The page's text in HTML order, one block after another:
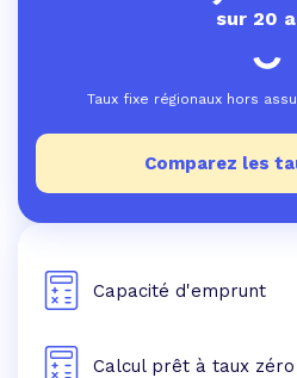
sur 20
Taux fixe régionaux hors
Comparez les
Capacité d'emprunt
Calcul prêt à taux zéro